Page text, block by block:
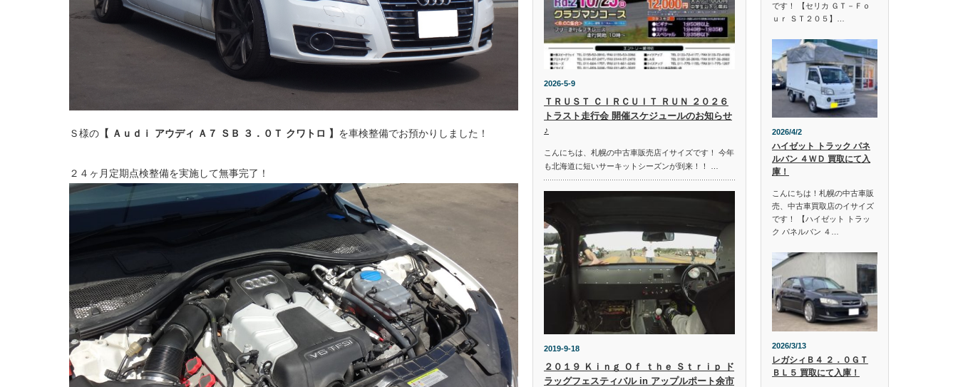
Ｓ様の 【 Ａｕｄｉ アウディ Ａ７ ＳＢ ３．０Ｔ クワトロ 】 を車検整備でお預かりしました！
２４ヶ月定期点検整備を実施して無事完了！
2026-5-9
ＴＲＵＳＴ ＣＩＲＣＵＩＴ ＲＵＮ ２０２６
トラスト走行会 開催スケジュールのお知らせ
♪
こんにちは、札幌の中古車販売店イサイズです！ 今年
も北海道に短いサーキットシーズンが到来！！ …
2019-9-18
２０１９ Ｋｉｎｇ Ｏｆ ｔｈｅ Ｓｔｒｉｐ ド
ラッグフェスティバル in アップルポート余市
です！ 【セリカ ＧＴ－Ｆｏ
ｕｒ ＳＴ２０５】…
2026/4/2
ハイゼット トラック パネ
ルバン ４ＷＤ 買取にて入
庫！
こんにちは！札幌の中古車販
売、中古車買取店のイサイズ
です！ 【ハイゼット トラッ
ク パネルバン ４…
2026/3/13
レガシィＢ４ ２．０ＧＴ
ＢＬ５ 買取にて入庫！